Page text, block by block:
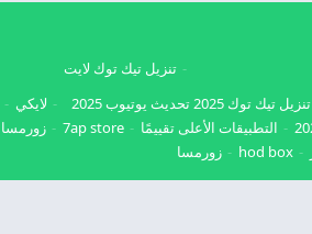
تنزيل تيك توك 2025
تنزيل تيك توك لايت
تحديث يوتيوب 2025
لايكي
التطبيقات الأعلى تقييمًا 7ap store زورمسا
hod box زورمسا